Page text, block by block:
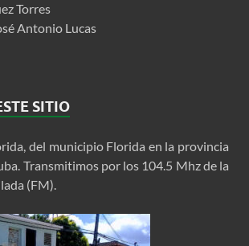
Torres
Antonio Lucas
SITIO
del municipio Florida en la provincia
Transmitimos por los 104.5 Mhz de la
(FM).